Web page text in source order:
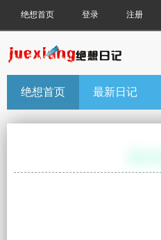
绝想首页 登录 注册
绝想首页 最新日记